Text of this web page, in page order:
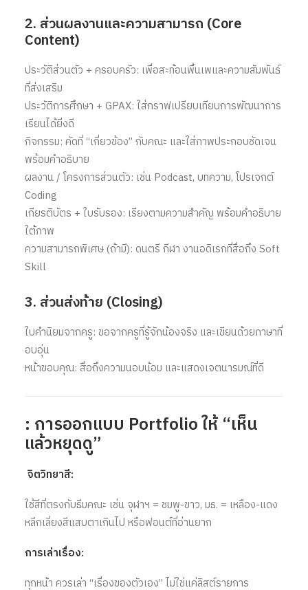
2. ส่วนผลงานและความสามารถ (Core
Content)
ประวัติส่วนตัว + ครอบครัว: เพื่อสะท้อนพื้นเพและความสัมพันธ์
ที่ส่งเสริม
ประวัติการศึกษา + GPAX: ใส่กราฟเปรียบเทียบการพัฒนาการ
เรียนได้ยิ่งดี
กิจกรรม: คัดที่ “เกี่ยวข้อง” กับคณะ และใส่ภาพประกอบชัดเจน
พร้อมคำอธิบาย
ผลงาน / โครงการส่วนตัว: เช่น Podcast, บทความ, โปรเจกต์
Coding
เกียรติบัตร + ใบรับรอง: เรียงตามความสำคัญ พร้อมคำอธิบาย
ใต้ภาพ
ความสามารถพิเศษ (ถ้ามี): ดนตรี กีฬา งานอดิเรกที่สื่อถึง Soft
Skill
3. ส่วนส่งท้าย (Closing)
ใบคำนิยมจากครู: ขอจากครูที่รู้จักน้องจริง และเขียนด้วยภาษาที่
อบอุ่น
หน้าขอบคุณ: สื่อถึงความนอบน้อม และแสดงเจตนารมณ์ที่ดี
: การออกแบบ Portfolio ให้ “เห็น
แล้วหยุดดู”
จิตวิทยาสี:
ใช้สีที่ตรงกับธีมคณะ เช่น จุฬาฯ = ชมพู-ขาว, มธ. = เหลือง-แดง
หลีกเลี่ยงสีแสบตาเกินไป หรือฟอนต์ที่อ่านยาก
การเล่าเรื่อง:
ทุกหน้า ควรเล่า “เรื่องของตัวเอง” ไม่ใช่แค่ลิสต์รายการ